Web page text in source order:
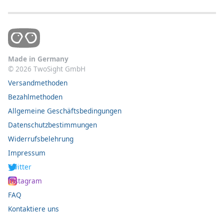
Made in Germany
© 2026 TwoSight GmbH
Versandmethoden
Bezahlmethoden
Allgemeine Geschäftsbedingungen
Datenschutzbestimmungen
Widerrufsbelehrung
Impressum
Twitter
Instagram
FAQ
Kontaktiere uns